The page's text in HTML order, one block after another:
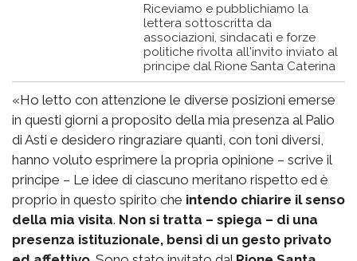
Riceviamo e pubblichiamo la
lettera sottoscritta da
associazioni, sindacati e forze
politiche rivolta all'invito inviato al
principe dal Rione Santa Caterina
«Ho letto con attenzione le diverse posizioni emerse
in questi giorni a proposito della mia presenza al Palio
di Asti e desidero ringraziare quanti, con toni diversi,
hanno voluto esprimere la propria opinione – scrive il
principe – Le idee di ciascuno meritano rispetto ed è
proprio in questo spirito che intendo chiarire il senso
della mia visita. Non si tratta – spiega – di una
presenza istituzionale, bensì di un gesto privato